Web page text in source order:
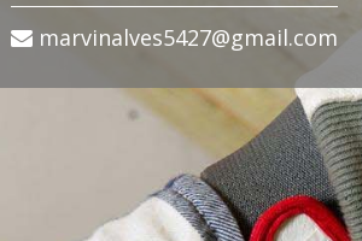
marvinalves5427@gmail.com